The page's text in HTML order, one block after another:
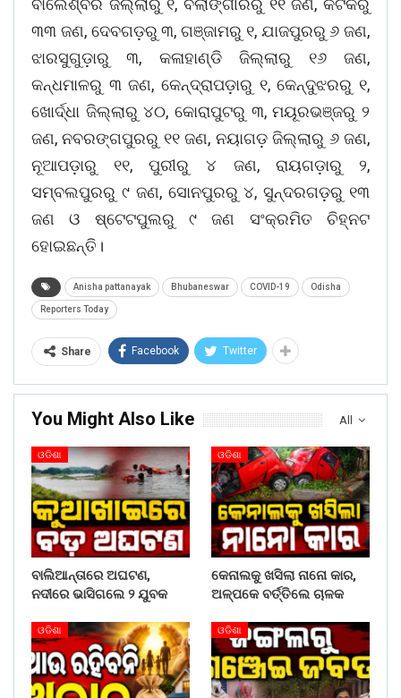
ବାଲେଶ୍ବର ଜିଲ୍ଲାରୁ ୧, ବଲାଙ୍ଗୀରରୁ ୧୧ ଜଣ, କଟକରୁ
୩୩ ଜଣ, ଦେବଗଡ଼ରୁ ୩, ଗଞ୍ଜାମରୁ ୧, ଯାଜପୁରରୁ ୬ ଜଣ,
ଝାରସୁଗୁଡ଼ାରୁ ୩, କଳାହାଣ୍ଡି ଜିଲ୍ଲାରୁ ୧୬ ଜଣ,
କନ୍ଧମାଳରୁ ୩ ଜଣ, କେନ୍ଦ୍ରାପଡ଼ାରୁ ୧, କେନ୍ଦୁଝରରୁ ୧,
ଖୋର୍ଦ୍ଧା ଜିଲ୍ଲାରୁ ୪୦, କୋରାପୁଟରୁ ୩, ମୟୂରଭଞ୍ଜରୁ ୨
ଜଣ, ନବରଙ୍ଗପୁରରୁ ୧୧ ଜଣ, ନୟାଗଡ଼ ଜିଲ୍ଲାରୁ ୬ ଜଣ,
ନୂଆପଡ଼ାରୁ ୧୧, ପୁରୀରୁ ୪ ଜଣ, ରାୟଗଡ଼ାରୁ ୨,
ସମ୍ବଲପୁରରୁ ୯ ଜଣ, ସୋନପୁରରୁ ୪, ସୁନ୍ଦରଗଡ଼ରୁ ୧୩
ଜଣ ଓ ଷ୍ଟେଟପୁଲରୁ ୯ ଜଣ ସଂକ୍ରମିତ ଚିହ୍ନଟ
ହୋଇଛନ୍ତି।
Anisha pattanayak Bhubaneswar COVID-19 Odisha
Reporters Today
Share Facebook Twitter
All
You Might Also Like
ଓଡିଶା
ବାଲିଆନ୍ତାରେ ଅଘଟଣ,
ନଦୀରେ ଭାସିଗଲେ ୨ ଯୁବକ
ଓଡିଶା
କେନାଲକୁ ଖସିଲା ନାନୋ କାର,
ଅଳ୍ପକେ ବର୍ତ୍ତିଲେ ଚାଳକ
ଓଡିଶା ଓଡିଶା